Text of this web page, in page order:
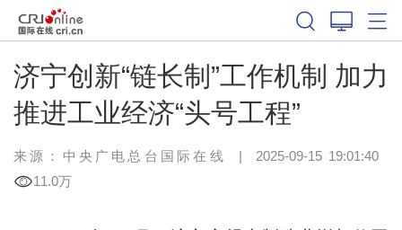
济宁创新“链长制”工作机制 加力
推进工业经济“头号工程”
来源：中央广电总台国际在线 | 2025-09-15 19:01:40
11.0万